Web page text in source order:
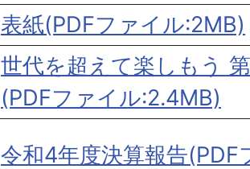
表紙(PDFファイル:2MB)
世代を超えて楽しもう
(PDFファイル:2.4MB)
令和4年度決算報告